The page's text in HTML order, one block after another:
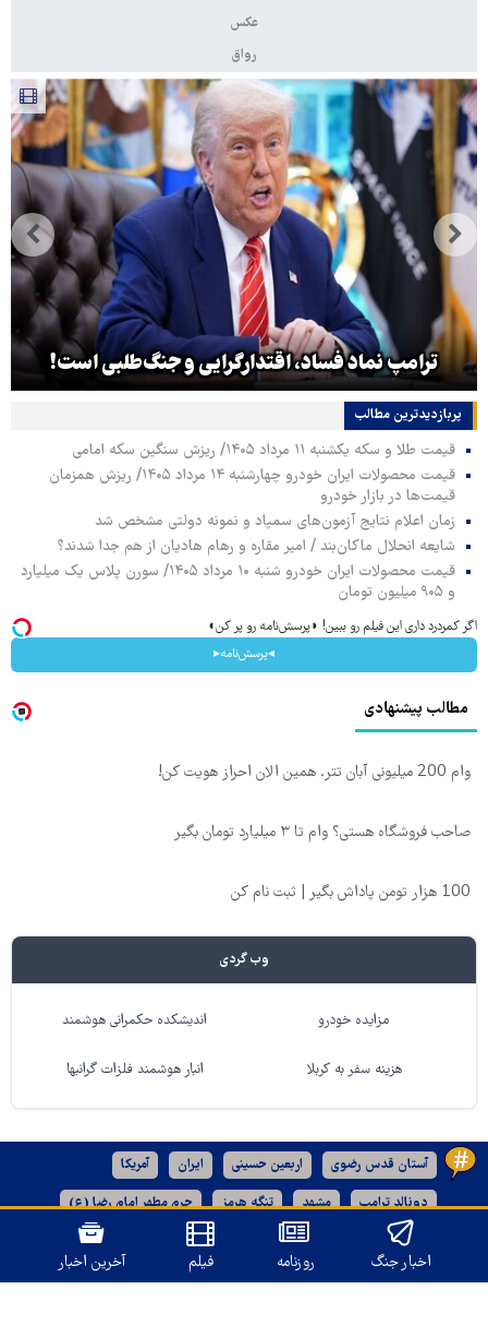
عکس
رواق
ترامپ نماد فساد، اقتدارگرایی و جنگ‌طلبی است!
پربازدیدترین‌ مطالب
قیمت طلا و سکه یکشنبه ۱۱ مرداد ۱۴۰۵/ ریزش سنگین سکه امامی
قیمت محصولات ایران خودرو چهارشنبه ۱۴ مرداد ۱۴۰۵/ ریزش همزمان
قیمت‌ها در بازار خودرو
زمان اعلام نتایج آزمون‌های سمپاد و نمونه دولتی مشخص شد
شایعه انحلال ماکان‌بند / امیر مقاره و رهام هادیان از هم جدا شدند؟
قیمت محصولات ایران خودرو شنبه ۱۰ مرداد ۱۴۰۵/ سورن پلاس یک میلیارد
و ۹۰۵ میلیون تومان
اگر کمردرد داری این فیلم رو ببین! ◗پرسش‌نامه رو پر کن◖
◂پرسش‌نامه▸
مطالب پیشنهادی
وام 200 میلیونی آبان تتر. همین الان احراز هویت کن!
صاحب فروشگاه هستی؟ وام تا ۳ میلیارد تومان بگیر
100 هزار تومن پاداش بگیر | ثبت نام کن
وب گردی
مزایده خودرو اندیشکده حکمرانی هوشمند
هزینه سفر به کربلا انبار هوشمند فلزات گرانبها
آستان قدس رضوی اربعین حسینی ایران آمریکا
دونالد ترامپ مشهد تنگه هرمز حرم مطهر امام رضا (ع)
رژیم صهیونیستی کربلا
اخبار جنگ روزنامه فیلم آخرین اخبار